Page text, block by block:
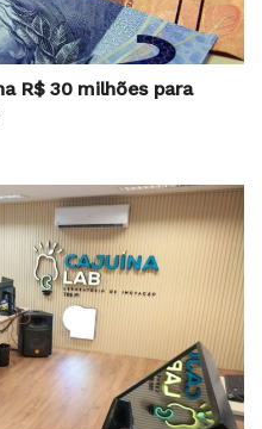
R$ 30 milhões para